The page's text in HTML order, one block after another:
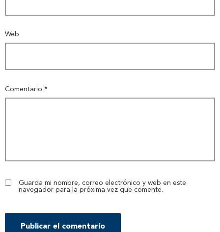
Comentario *
Web
Guarda mi nombre, correo electrónico y web en este
navegador para la próxima vez que comente.